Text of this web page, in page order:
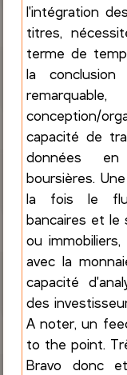
l'intégration
titres,
terme de
la
conception/
capacité de
données
boursières.
la fois le
bancaires et le
ou
avec la
capacité
des
A noter, un
to the point.
Bravo donc